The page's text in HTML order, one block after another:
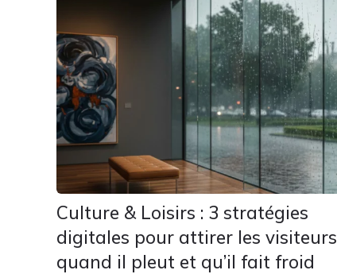
Culture & Loisirs : 3 stratégies
digitales pour attirer les visiteurs
quand il pleut et qu’il fait froid